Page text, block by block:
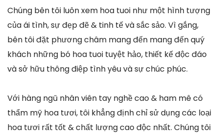
Chúng bên tôi luôn xem hoa tuoi như một hình tượng
của ái tình, sự đẹp đẽ & tinh tế và sắc sảo. Vì gắng,
bên tôi đặt phương châm mang đến mang đến quý
khách những bó hoa tuoi tuyệt hảo, thiết kế độc đáo
và sở hữu thông điệp tình yêu và sự chúc phúc.
Với hàng ngũ nhân viên tay nghề cao & ham mê có
thẩm mỹ hoa tươi, tôi khẳng định chỉ sử dụng các loại
hoa tươi rất tốt & chất lượng cao độc nhất. Chúng tôi